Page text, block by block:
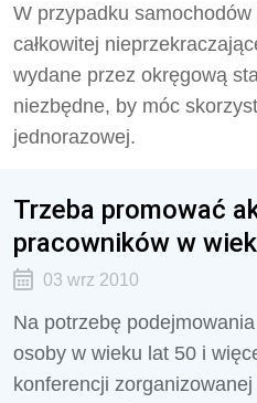
W przypadku
całkowitej
wydane przez okręgową
niezbędne, by móc
jednorazowej.
Trzeba promować
pracowników w
03 wrz 2010
Na potrzebę
osoby w wieku lat 50 i
konferencji